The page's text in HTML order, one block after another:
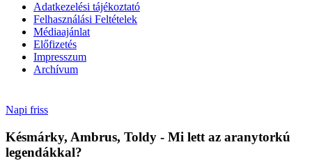
Adatkezelési tájékoztató
Felhasználási Feltételek
Médiaajánlat
Előfizetés
Impresszum
Archívum
Napi friss
Késmárky, Ambrus, Toldy - Mi lett az aranytorkú
legendákkal?